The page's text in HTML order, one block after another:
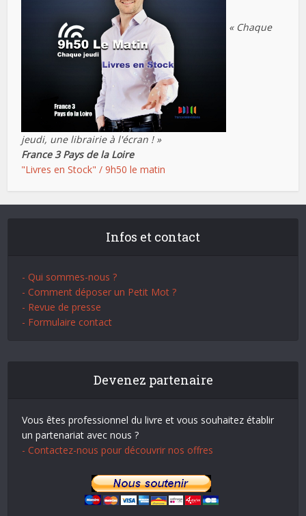
« Chaque
jeudi, une librairie à l'écran ! »
France 3 Pays de la Loire
"Livres en Stock" / 9h50 le matin
Infos et contact
- Qui sommes-nous ?
- Comment déposer un Petit Mot ?
- Revue de presse
- Formulaire contact
Devenez partenaire
Vous êtes professionnel du livre et vous souhaitez établir
un partenariat avec nous ?
- Contactez-nous pour découvrir nos offres